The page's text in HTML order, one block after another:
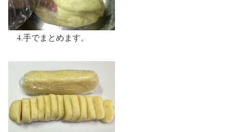
4.手でまとめます。